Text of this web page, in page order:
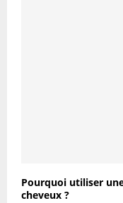
Pourquoi utiliser
cheveux ?